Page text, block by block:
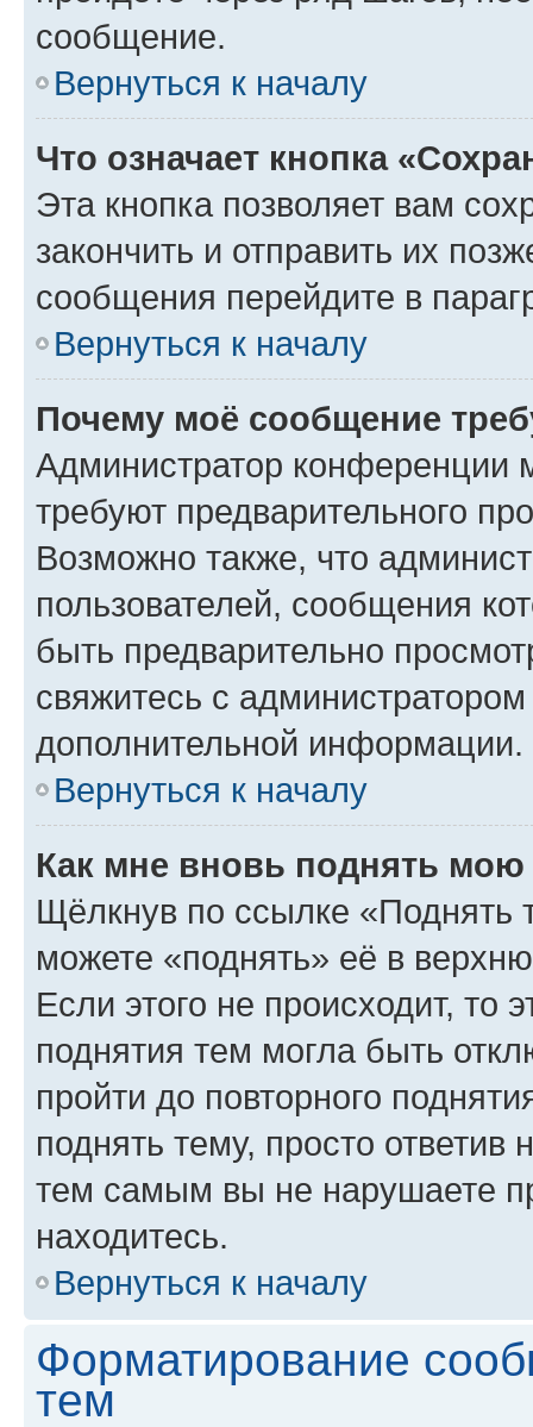
сообщение.
Вернуться к началу
Что означает кнопка
Эта кнопка позволяет вам
закончить и отправить их
сообщения перейдите в
Вернуться к началу
Почему моё сообщение
Администратор конференции
требуют предварительного
Возможно также, что
пользователей, сообщения
быть предварительно
свяжитесь с
дополнительной информации.
Вернуться к началу
Как мне вновь поднять мою
Щёлкнув по ссылке «Поднять
можете «поднять» её в
Если этого не происходит, то
поднятия тем могла быть
пройти до повторного
поднять тему, просто ответив
тем самым вы не нарушаете
находитесь.
Вернуться к началу
Форматирование
тем